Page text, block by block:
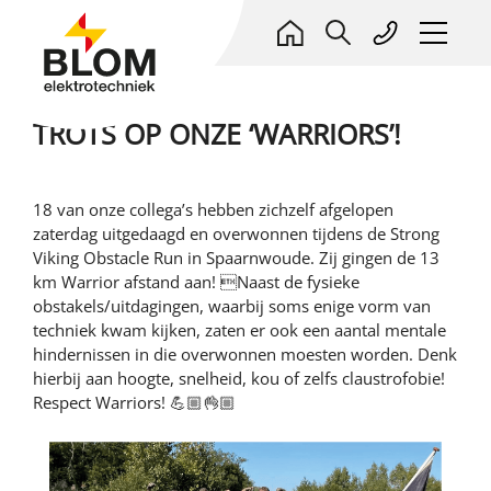
ELEKTROTECHNIEK
PROJECTEN
Alle projecten
Woningbouw
Utiliteit
Energieprojecten
OVER ONS
Kort profiel
Deelnemingen
Denken en doen
Blom opleidingen
Installaties en systemen
CloudCrest
Dalux
ADVIES
Adviseur en Co-maker
ONDERHOUD & SERVICE
REFERENTIES
Referenties Onderhoud, Service & Beheer
WAT WIJ DOEN
Onderhoud, Service & Energiebeheer
Nieuwbouw
Renovatie & verduurzaming
Installaties aanpassen
Elektrokeuringen
HIGH END PROJECTEN
BLOM HIGH END PROJECTEN
Realiseert absolute High End woon- en
woon/werkprojecten. Plus kleinschalige high end
utiliteitsprojecten. Non plus ultra in comfort, luxe,
WERKEN BIJ BLOM
WERKEN BIJ BLOM
Blom Banenkiezer
Waarom werken bij Blom?
Open sollicitaties
BBL/BOL Leerwerkplek
NIEUWS
CONTACT
TROTS OP ONZE ‘WARRIORS’!
18 van onze collega’s hebben zichzelf afgelopen
zaterdag uitgedaagd en overwonnen tijdens de Strong
Viking Obstacle Run in Spaarnwoude. Zij gingen de 13
km Warrior afstand aan! Naast de fysieke
obstakels/uitdagingen, waarbij soms enige vorm van
techniek kwam kijken, zaten er ook een aantal mentale
hindernissen in die overwonnen moesten worden. Denk
hierbij aan hoogte, snelheid, kou of zelfs claustrofobie!
Respect Warriors! 💪🏼👌🏼